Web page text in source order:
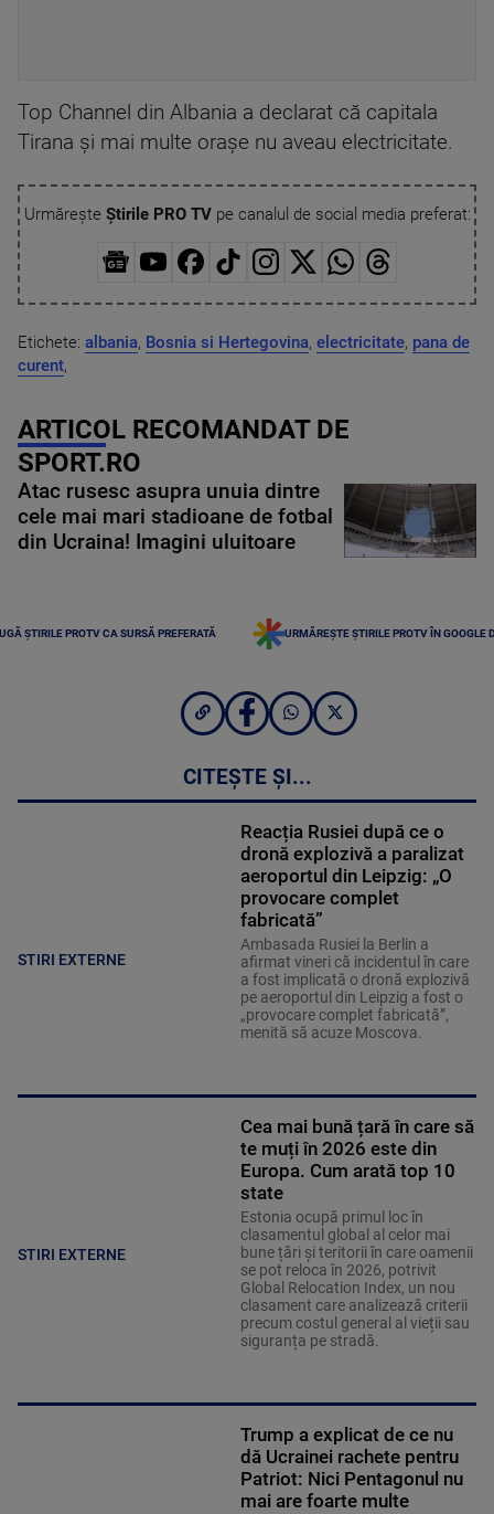
Top Channel din Albania a declarat că capitala
Tirana și mai multe orașe nu aveau electricitate.
Urmărește Știrile PRO TVpe canalul de social media preferat:
Etichete: albania, Bosnia si Hertegovina, electricitate, pana de
curent,
ARTICOL RECOMANDAT DE
SPORT.RO
Atac rusesc asupra unuia dintre
cele mai mari stadioane de fotbal
din Ucraina! Imagini uluitoare
ȘTIRILE PROTV CA SURSĂ PREFERATĂ URMĂREȘTE ȘTIRILE PROTV ÎN GOOGLE
CITEȘTE ȘI...
STIRI EXTERNE
Reacția Rusiei după ce o
dronă explozivă a paralizat
aeroportul din Leipzig: „O
provocare complet
fabricată”
Ambasada Rusiei la Berlin a
afirmat vineri că incidentul în care
a fost implicată o dronă explozivă
pe aeroportul din Leipzig a fost o
„provocare complet fabricată”,
menită să acuze Moscova.
STIRI EXTERNE
Cea mai bună țară în care să
te muți în 2026 este din
Europa. Cum arată top 10
state
Estonia ocupă primul loc în
clasamentul global al celor mai
bune țări și teritorii în care oamenii
se pot reloca în 2026, potrivit
Global Relocation Index, un nou
clasament care analizează criterii
precum costul general al vieții sau
siguranța pe stradă.
Trump a explicat de ce nu
dă Ucrainei rachete pentru
Patriot: Nici Pentagonul nu
mai are foarte multe